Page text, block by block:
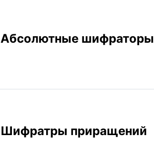
Абсолютные шифраторы
Шифратры приращений